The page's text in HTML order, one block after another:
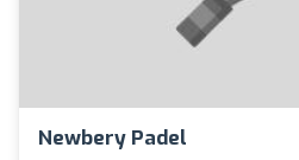
Newbery Padel